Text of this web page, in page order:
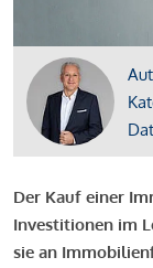
Der Kauf einer
Investitionen im
sie an